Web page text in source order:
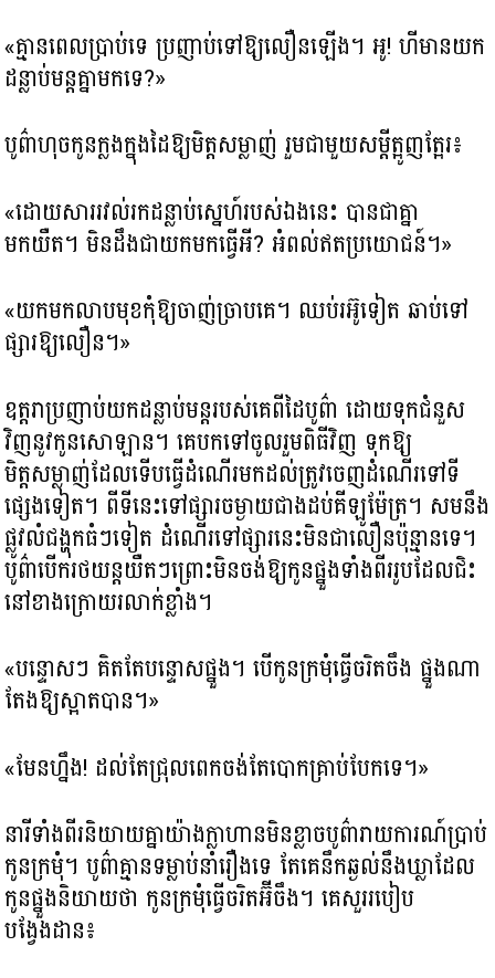
«គ្មានពេលប្រាប់ទេ ប្រញាប់ទៅឱ្យលឿនឡើង។ អូ! ហីមានយក
ដន្លាប់មន្តគ្នាមកទេ?»
បូព៌ាហុចកូនក្លងក្នុងដៃឱ្យមិត្តសម្លាញ់ រួមជាមួយសម្ដីត្អូញត្អែរ៖
«ដោយសាររវល់រកដន្លាប់ស្នេហ៍របស់ឯងនេះ បានជាគ្នា
មកយឺត។ មិនដឹងជាយកមកធ្វើអី? អំពល់ឥតប្រយោជន៍។»
«យកមកលាបមុខកុំឱ្យចាញ់ច្រាបគេ។ ឈប់រអ៊ូទៀត ឆាប់ទៅ
ផ្សារឱ្យលឿន។»
ឧត្ដរាប្រញាប់យកដន្លាប់មន្តរបស់គេពីដៃបូព៌ា ដោយទុកជំនួស
វិញនូវកូនសោឡាន។ គេបកទៅចូលរួមពិធីវិញ ទុកឱ្យ
មិត្តសម្លាញ់ដែលទើបធ្វើដំណើរមកដល់ត្រូវចេញដំណើរទៅទី
ផ្សេងទៀត។ ពីទីនេះទៅផ្សារចម្ងាយជាងដប់គីឡូម៉ែត្រ។ សមនឹង
ផ្លូវលំជង្ហុកធំៗទៀត ដំណើរទៅផ្សារនេះមិនជាលឿនប៉ុន្មានទេ។
បូព៌ាបើករថយន្តយឺតៗព្រោះមិនចង់ឱ្យកូនផ្នួងទាំងពីររូបដែលជិះ
នៅខាងក្រោយរលាក់ខ្លាំង។
«បន្ទោសៗ គិតតែបន្ទោសផ្នួង។ បើកូនក្រមុំធ្វើចរិតចឹង ផ្នួងណា
តែងឱ្យស្អាតបាន។»
«មែនហ្នឹង! ដល់តែជ្រុលពេកចង់តែបោកគ្រាប់បែកទេ។»
នារីទាំងពីរនិយាយគ្នាយ៉ាងក្លាហានមិនខ្លាចបូព៌ារាយការណ៍ប្រាប់
កូនក្រមុំ។ បូព៌ាគ្មានទម្លាប់នាំរឿងទេ តែគេនឹកឆ្ងល់នឹងឃ្លាដែល
កូនផ្នួងនិយាយថា កូនក្រមុំធ្វើចរិតអ៊ីចឹង។ គេសួររបៀប
បង្វែងដាន៖